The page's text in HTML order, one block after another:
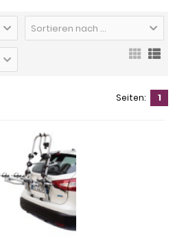
Sortieren nach ...
Seiten: 1